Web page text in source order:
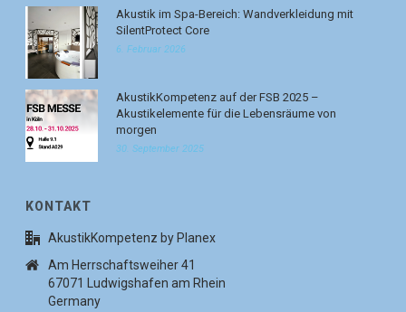
Akustik im Spa-Bereich: Wandverkleidung mit
SilentProtect Core
6. Februar 2026
AkustikKompetenz auf der FSB 2025 –
Akustikelemente für die Lebensräume von
morgen
30. September 2025
KONTAKT
AkustikKompetenz by Planex
Am Herrschaftsweiher 41
67071 Ludwigshafen am Rhein
Germany